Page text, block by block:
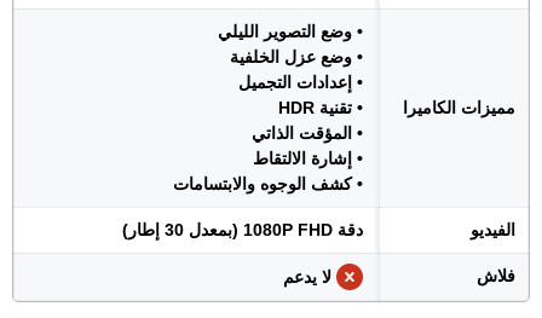
مميزات الكاميرا
• وضع التصوير الليلي
• وضع عزل الخلفية
• إعدادات التجميل
• تقنية HDR
• المؤقت الذاتي
• إشارة الالتقاط
• كشف الوجوه والابتسامات
الفيديو دقة 1080P FHD (بمعدل 30 إطار)
فلاش لا يدعم